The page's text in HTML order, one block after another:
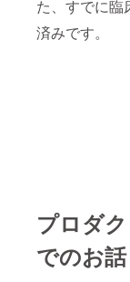
た、すでに臨
済みです。
プロダ
でのお話